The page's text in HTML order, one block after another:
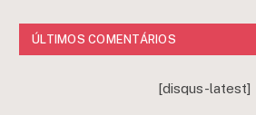
ÚLTIMOS COMENTÁRIOS
[disqus-latest]